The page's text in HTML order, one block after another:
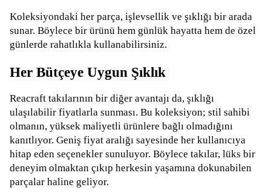
Koleksiyondaki her parça, işlevsellik ve şıklığı bir arada
sunar. Böylece bir ürünü hem günlük hayatta hem de özel
günlerde rahatlıkla kullanabilirsiniz.
Her Bütçeye Uygun Şıklık
Reacraft takılarının bir diğer avantajı da, şıklığı
ulaşılabilir fiyatlarla sunması. Bu koleksiyon; stil sahibi
olmanın, yüksek maliyetli ürünlere bağlı olmadığını
kanıtlıyor. Geniş fiyat aralığı sayesinde her kullanıcıya
hitap eden seçenekler sunuluyor. Böylece takılar, lüks bir
deneyim olmaktan çıkıp herkesin yaşamına dokunabilen
parçalar haline geliyor.